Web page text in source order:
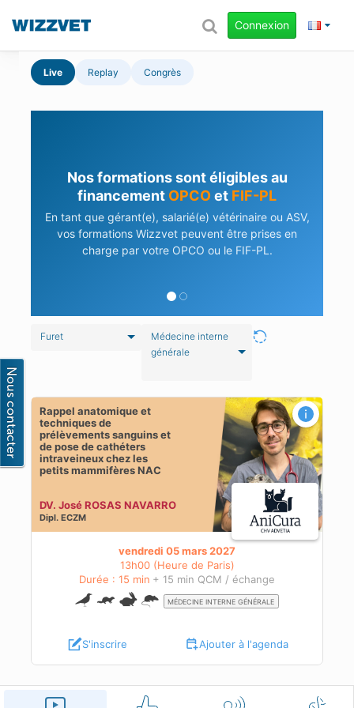
Connexion
Live Replay Congrès
Nos formations sont éligibles au
financement OPCOet FIF-PL
En tant que gérant(e), salarié(e) vétérinaire ou ASV,
vos formations Wizzvet peuvent être prises en
charge par votre OPCO ou le FIF-PL.
Furet
Médecine interne
générale
Rappel anatomique et
techniques de
prélèvements sanguins et
de pose de cathéters
intraveineux chez les
petits mammifères NAC
DV. José ROSAS NAVARRO
Dipl. ECZM
vendredi 05 mars 2027
13h00 (Heure de Paris)
Durée : 15 min + 15 min QCM / échange
MÉDECINE INTERNE GÉNÉRALE
S'inscrire Ajouter à l'agenda